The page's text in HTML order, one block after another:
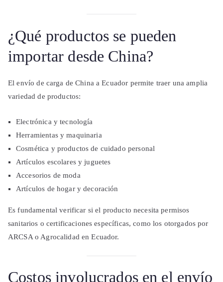
¿Qué productos se pueden
importar desde China?
El envío de carga de China a Ecuador permite traer una amplia
variedad de productos:
Electrónica y tecnología
Herramientas y maquinaria
Cosmética y productos de cuidado personal
Artículos escolares y juguetes
Accesorios de moda
Artículos de hogar y decoración
Es fundamental verificar si el producto necesita permisos
sanitarios o certificaciones específicas, como los otorgados por
ARCSA o Agrocalidad en Ecuador.
Costos involucrados en el envío